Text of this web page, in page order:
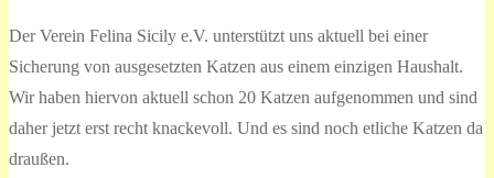
Der Verein Felina Sicily e.V. unterstützt uns aktuell bei einer
Sicherung von ausgesetzten Katzen aus einem einzigen Haushalt.
Wir haben hiervon aktuell schon 20 Katzen aufgenommen und sind
daher jetzt erst recht knackevoll. Und es sind noch etliche Katzen da
draußen.